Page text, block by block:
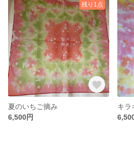
残り1点
夏のいちご摘み
6,500円
キラ